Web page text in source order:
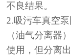
不良结果。
2.吸污车真空
（油气分离器
使用，但分离